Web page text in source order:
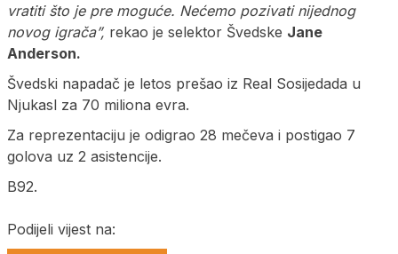
vratiti što je pre moguće. Nećemo pozivati nijednog
novog igrača”, rekao je selektor Švedske Jane
Anderson.
Švedski napadač je letos prešao iz Real Sosijedada u
Njukasl za 70 miliona evra.
Za reprezentaciju je odigrao 28 mečeva i postigao 7
golova uz 2 asistencije.
B92.
Podijeli vijest na: